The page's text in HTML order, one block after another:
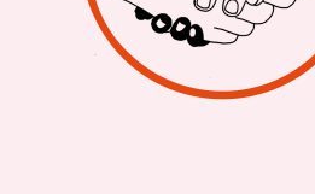
Nun
Beide